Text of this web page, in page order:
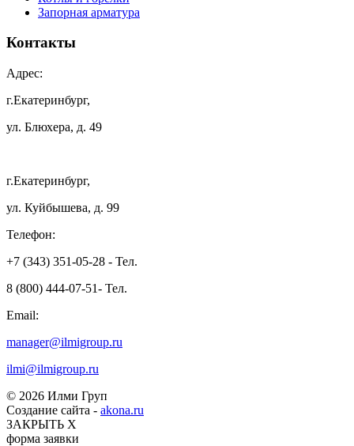
Запорная арматура
Контакты
Адрес:
г.Екатеринбург,
ул. Блюхера, д. 49
г.Екатеринбург,
ул. Куйбышева, д. 99
Телефон:
+7 (343) 351-05-28 - Тел.
8 (800) 444-07-51- Тел.
Email:
manager@ilmigroup.ru
ilmi@ilmigroup.ru
© 2026 Илми Груп
Создание сайта - akona.ru
ЗАКРЫТЬ Х
форма заявки